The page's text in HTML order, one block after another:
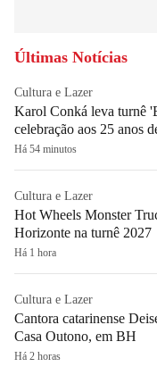
Últimas Notícias
Cultura e Lazer
Karol Conká leva turnê
celebração aos 25 anos
Há 54 minutos
Cultura e Lazer
Hot Wheels Monster
Horizonte na turnê 2027
Há 1 hora
Cultura e Lazer
Cantora catarinense
Casa Outono, em BH
Há 2 horas